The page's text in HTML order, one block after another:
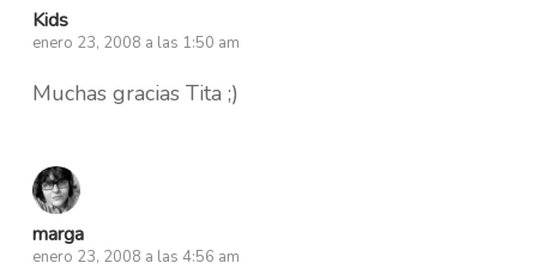
Kids
enero 23, 2008 a las 1:50 am
Muchas gracias Tita ;)
marga
enero 23, 2008 a las 4:56 am